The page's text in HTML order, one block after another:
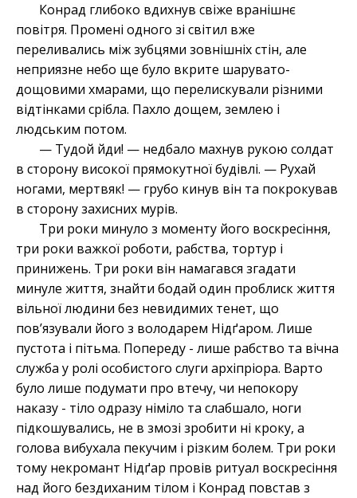
Конрад глибоко вдихнув свіже вранішнє
повітря. Промені одного зі світил вже
переливались між зубцями зовнішніх стін, але
неприязне небо ще було вкрите шарувато-
дощовими хмарами, що перелискували різними
відтінками срібла. Пахло дощем, землею і
людським потом.
— Тудой йди! — недбало махнув рукою солдат
в сторону високої прямокутної будівлі. — Рухай
ногами, мертвяк! — грубо кинув він та покрокував
в сторону захисних мурів.
Три роки минуло з моменту його воскресіння,
три роки важкої роботи, рабства, тортур і
принижень. Три роки він намагався згадати
минуле життя, знайти бодай один проблиск життя
вільної людини без невидимих тенет, що
пов’язували його з володарем Нідґаром. Лише
пустота і пітьма. Попереду - лише рабство та вічна
служба у ролі особистого слуги архіпріора. Варто
було лише подумати про втечу, чи непокору
наказу - тіло одразу німіло та слабшало, ноги
підкошувались, не в змозі зробити ні кроку, а
голова вибухала пекучим і різким болем. Три роки
тому некромант Нідґар провів ритуал воскресіння
над його бездиханим тілом і Конрад повстав з